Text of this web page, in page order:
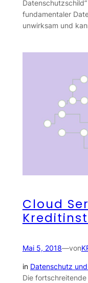
fundamentaler
unwirksam und
Cloud
Mai 5, 2018—von
in Datenschutz
Die